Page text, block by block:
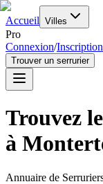
Accueil Villes
Pro
Connexion/Inscription
Trouver un serrurier
Trouvez
à
Annuaire de